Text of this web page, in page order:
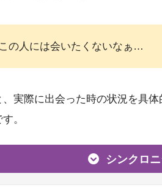
の人には会いたくないなぁ…
、実際に出会った時の状況を具
。
シンクロ